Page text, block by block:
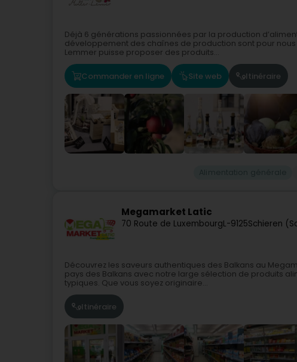
Déjà 6 générations passionnées par la production
développement des chaînes de production sont pour nous
Lemmer puisse proposer des produits...
Commander en ligne Site web Itinéraire
Megamarket Latic
70 Route de LuxembourgL-9125Schieren
Découvrez les saveurs authentiques des Balkans au
pays des Balkans avec notre large sélection de produits
typiques. Que vous soyez originaire...
Itinéraire